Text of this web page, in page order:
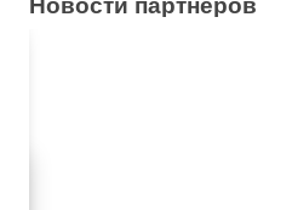
Новости партнеров